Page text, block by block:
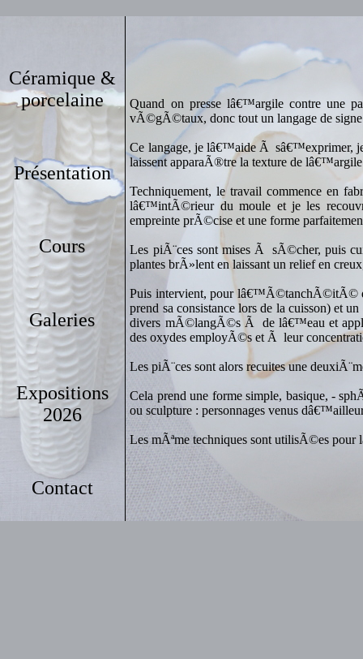
Céramique &
porcelaine
Présentation
Cours
Galeries
Expositions
2026
Contact
Quand on presse lâ€™argile contre une
vÃ©gÃ©taux, donc tout un langage de
Ce langage, je lâ€™aide Ã sâ€™exprimer,
laissent apparaÃ®tre la texture de
Techniquement, le travail commence en
lâ€™intÃ©rieur du moule et je les
empreinte prÃ©cise et une forme
Les piÃ¨ces sont mises Ã sÃ©cher, puis
plantes brÃ»lent en laissant un relief en
Puis intervient, pour lâ€™Ã©tanchÃ©itÃ©
prend sa consistance lors de la cuisson)
divers mÃ©langÃ©s Ã de lâ€™eau et
des oxydes employÃ©s et Ã leur
Les piÃ¨ces sont alors recuites une
Cela prend une forme simple, basique, -
ou sculpture : personnages venus
Les mÃªme techniques sont utilisÃ©es pour